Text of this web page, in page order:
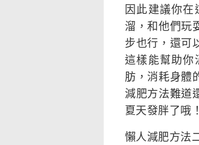
因此建議你
溜，和他們玩
步也行，還可
這樣能幫助你
肪，消耗身體
減肥方法難道
夏天發胖了哦！
懶人減肥方法